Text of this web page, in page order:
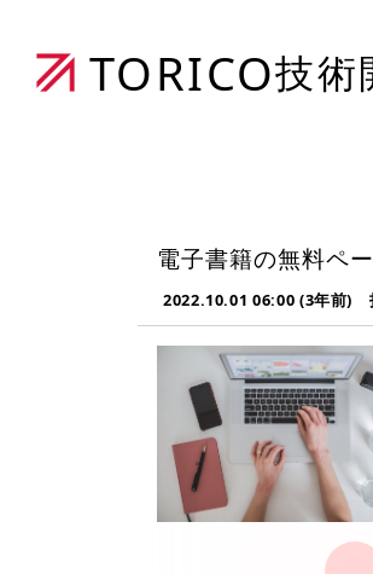
TORICO技術
電子書籍の無料ペ
2022.10.01 06:00 (3年前)